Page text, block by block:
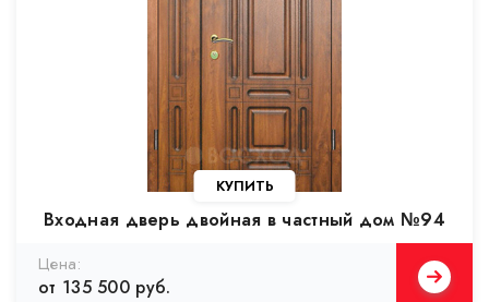
Входная дверь двойная в частный дом №94
от 135 500 руб.